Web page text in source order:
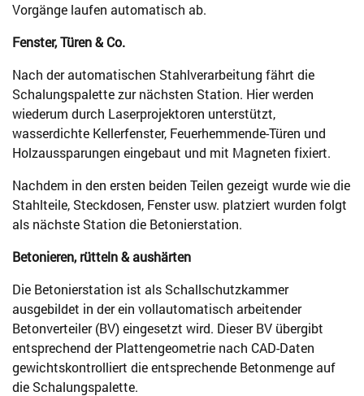
Vorgänge laufen automatisch ab.
Fenster, Türen & Co.
Nach der automatischen Stahlverarbeitung fährt die
Schalungspalette zur nächsten Station. Hier werden
wiederum durch Laserprojektoren unterstützt,
wasserdichte Kellerfenster, Feuerhemmende-Türen und
Holzaussparungen eingebaut und mit Magneten fixiert.
Nachdem in den ersten beiden Teilen gezeigt wurde wie die
Stahlteile, Steckdosen, Fenster usw. platziert wurden folgt
als nächste Station die Betonierstation.
Betonieren, rütteln & aushärten
Die Betonierstation ist als Schallschutzkammer
ausgebildet in der ein vollautomatisch arbeitender
Betonverteiler (BV) eingesetzt wird. Dieser BV übergibt
entsprechend der Plattengeometrie nach CAD-Daten
gewichtskontrolliert die entsprechende Betonmenge auf
die Schalungspalette.